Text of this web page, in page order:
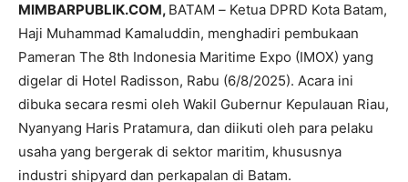
MIMBARPUBLIK.COM, BATAM – Ketua DPRD Kota Batam,
Haji Muhammad Kamaluddin, menghadiri pembukaan
Pameran The 8th Indonesia Maritime Expo (IMOX) yang
digelar di Hotel Radisson, Rabu (6/8/2025). Acara ini
dibuka secara resmi oleh Wakil Gubernur Kepulauan Riau,
Nyanyang Haris Pratamura, dan diikuti oleh para pelaku
usaha yang bergerak di sektor maritim, khususnya
industri shipyard dan perkapalan di Batam.